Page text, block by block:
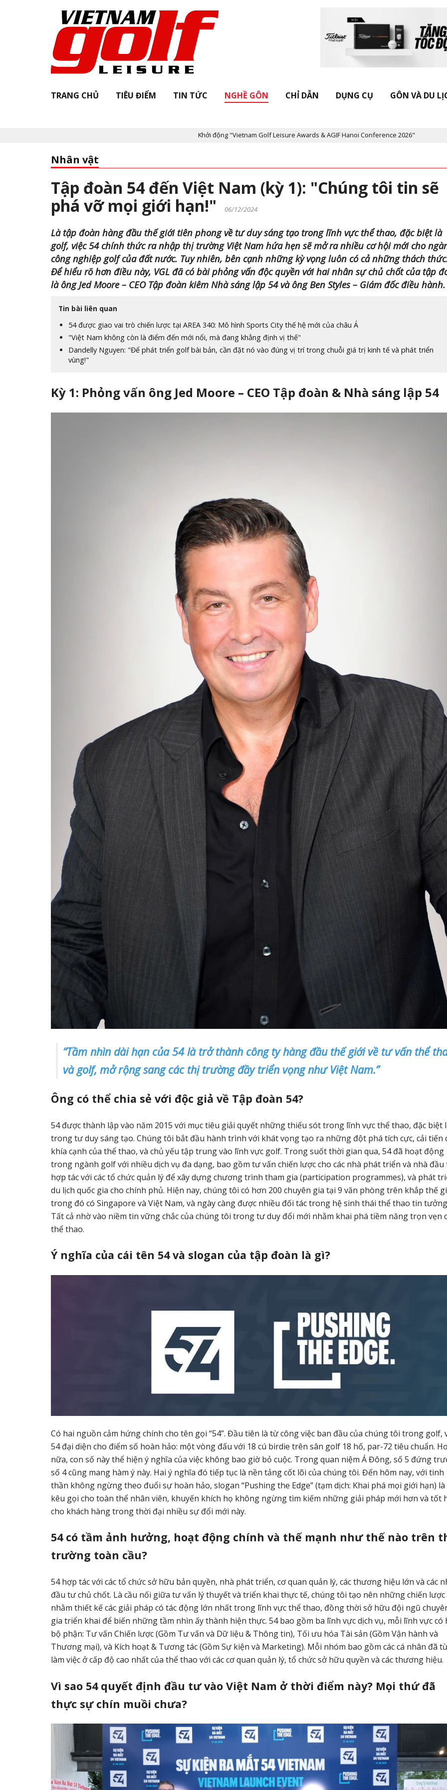
TRANG CHỦ TIÊU ĐIỂM TIN TỨC NGHỀ GÔN CHỈ DẪN DỤNG CỤ GÔN VÀ DU
Khởi động "Vietnam Golf Leisure Awards & AGIF Hanoi Conference 2026" Kỷ niệm 20
Nhân vật
Tập đoàn 54 đến Việt Nam (kỳ 1): "Chúng tôi tin sẽ
phá vỡ mọi giới hạn!"
06/12/2024
Là tập đoàn hàng đầu thế giới tiên phong về tư duy sáng tạo trong lĩnh vực thể thao, đặc biệt là
golf, việc 54 chính thức ra nhập thị trường Việt Nam hứa hẹn sẽ mở ra nhiều cơ hội mới cho
công nghiệp golf của đất nước. Tuy nhiên, bên cạnh những kỳ vọng luôn có cả những thách
Để hiểu rõ hơn điều này, VGL đã có bài phỏng vấn độc quyền với hai nhân sự chủ chốt của tập
là ông Jed Moore – CEO Tập đoàn kiêm Nhà sáng lập 54 và ông Ben Styles – Giám đốc điều hành.
Tin bài liên quan
54 được giao vai trò chiến lược tại AREA 340: Mô hình Sports City thế hệ mới của châu Á
"Việt Nam không còn là điểm đến mới nổi, mà đang khẳng định vị thế"
Dandelly Nguyen: "Để phát triển golf bài bản, cần đặt nó vào đúng vị trí trong chuỗi giá trị kinh tế và phát triển
vùng!"
Kỳ 1: Phỏng vấn ông Jed Moore – CEO Tập đoàn & Nhà sáng lập 54
“Tầm nhìn dài hạn của 54 là trở thành công ty hàng đầu thế giới về tư vấn thể
và golf, mở rộng sang các thị trường đầy triển vọng như Việt Nam.”
Ông có thể chia sẻ với độc giả về Tập đoàn 54?
54 được thành lập vào năm 2015 với mục tiêu giải quyết những thiếu sót trong lĩnh vực thể thao, đặc biệt
trong tư duy sáng tạo. Chúng tôi bắt đầu hành trình với khát vọng tạo ra những đột phá tích cực, cải tiến
khía cạnh của thể thao, và chủ yếu tập trung vào lĩnh vực golf. Trong suốt thời gian qua, 54 đã hoạt động
trong ngành golf với nhiều dịch vụ đa dạng, bao gồm tư vấn chiến lược cho các nhà phát triển và nhà đầu
hợp tác với các tổ chức quản lý để xây dựng chương trình tham gia (participation programmes), và phát
du lịch quốc gia cho chính phủ. Hiện nay, chúng tôi có hơn 200 chuyên gia tại 9 văn phòng trên khắp thế
trong đó có Singapore và Việt Nam, và ngày càng được nhiều đối tác trong hệ sinh thái thể thao tin
Tất cả nhờ vào niềm tin vững chắc của chúng tôi trong tư duy đổi mới nhằm khai phá tiềm năng trọn vẹn
thể thao.
Ý nghĩa của cái tên 54 và slogan của tập đoàn là gì?
Có hai nguồn cảm hứng chính cho tên gọi “54”. Đầu tiên là từ công việc ban đầu của chúng tôi trong golf,
54 đại diện cho điểm số hoàn hảo: một vòng đấu với 18 cú birdie trên sân golf 18 hố, par-72 tiêu chuẩn.
nữa, con số này thể hiện ý nghĩa của việc không bao giờ bỏ cuộc. Trong quan niệm Á Đông, số 5 đứng
số 4 cũng mang hàm ý này. Hai ý nghĩa đó tiếp tục là nền tảng cốt lõi của chúng tôi. Đến hôm nay, với tinh
thần không ngừng theo đuổi sự hoàn hảo, slogan “Pushing the Edge” (tạm dịch: Khai phá mọi giới hạn)
kêu gọi cho toàn thể nhân viên, khuyến khích họ không ngừng tìm kiếm những giải pháp mới hơn và tốt
cho khách hàng trong thời đại nhiều sự đổi mới này.
54 có tầm ảnh hưởng, hoạt động chính và thế mạnh như thế nào trên
trường toàn cầu?
54 hợp tác với các tổ chức sở hữu bản quyền, nhà phát triển, cơ quan quản lý, các thương hiệu lớn và các
đầu tư chủ chốt. Là cầu nối giữa tư vấn lý thuyết và triển khai thực tế, chúng tôi tạo nên những chiến lược
nhằm thiết kế các giải pháp có tác động lớn nhất trong lĩnh vực thể thao, đồng thời sở hữu đội ngũ
gia triển khai để biến những tầm nhìn ấy thành hiện thực. 54 bao gồm ba lĩnh vực dịch vụ, mỗi lĩnh vực có
bộ phận: Tư vấn Chiến lược (Gồm Tư vấn và Dữ liệu & Thông tin), Tối ưu hóa Tài sản (Gồm Vận hành và
Thương mại), và Kích hoạt & Tương tác (Gồm Sự kiện và Marketing). Mỗi nhóm bao gồm các cá nhân đã
làm việc ở cấp độ cao nhất của thể thao với các cơ quan quản lý, tổ chức sở hữu quyền và các thương hiệu.
Vì sao 54 quyết định đầu tư vào Việt Nam ở thời điểm này? Mọi thứ đã
thực sự chín muồi chưa?